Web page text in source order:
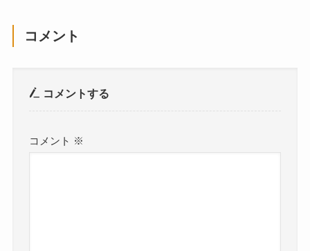
コメント
コメントする
コメント ※